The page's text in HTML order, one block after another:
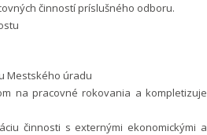
činností príslušného odboru.
Mestského úradu
na pracovné rokovania a kompletizuje
činnosti s externými ekonomickými a